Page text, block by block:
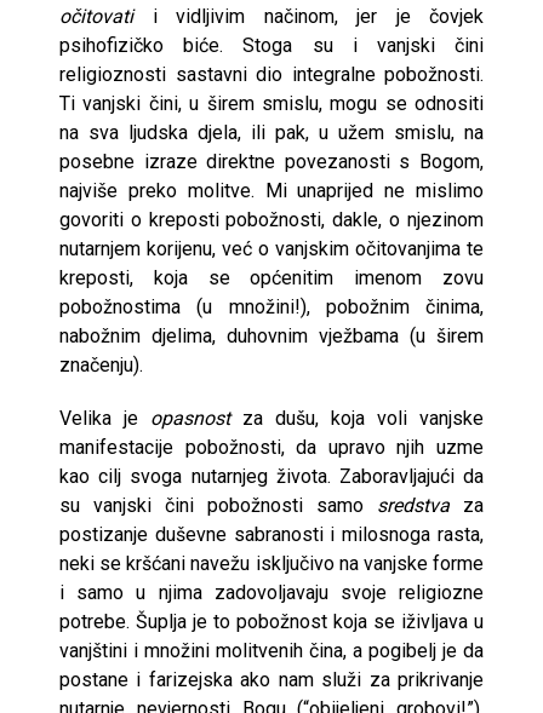
očitovatii vidljivim načinom, jer je čovjek
psihofizičko biće. Stoga su i vanjski čini
religioznosti sastavni dio integralne pobožnosti.
Ti vanjski čini, u širem smislu, mogu se odnositi
na sva ljudska djela, ili pak, u užem smislu, na
posebne izraze direktne po­vezanosti s Bogom,
najviše preko molitve. Mi unaprijed ne mislimo
govoriti o kreposti pobožnosti, dakle, o njezinom
nutarnjem korijenu, već o vanj­skim očitovanjima te
kreposti, koja se općenitim imenom zovu
pobožnostima (u množini!), pobožnim činima,
nabožnim djelima, duhovnim vježba­ma (u širem
značenju).
Velika je opasnostza dušu, koja voli vanjske
manifestacije pobožno­sti, da upravo njih uzme
kao cilj svoga nutarnjeg života. Zaboravljajući da
su vanjski čini pobožnosti samo sredstva za
postizanje duševne sa­branosti i milosnoga rasta,
neki se kršćani navežu isključivo na vanjske for­me
i samo u njima zadovoljavaju svoje religiozne
potrebe. Šuplja je to po­božnost koja se iživljava u
vanjštini i množini molitvenih čina, a pogibelj je da
postane i farizejska ako nam služi za prikrivanje
nutarnje nevjernosti Bogu (“obijeljeni grobovi!”).